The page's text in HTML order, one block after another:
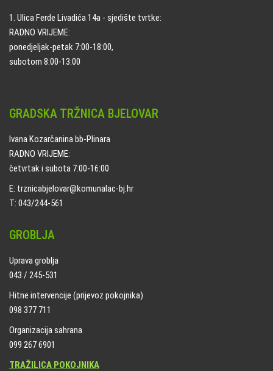
1. Ulica Ferde Livadića 14a - sjedište tvrtke:
RADNO VRIJEME:
ponedjeljak-petak 7:00-18:00,
subotom 8:00-13:00
GRADSKA TRŽNICA BJELOVAR
Ivana Kozarčanina bb-Plinara
RADNO VRIJEME:
četvrtak i subota 7:00-16:00
E: trznicabjelovar@komunalac-bj.hr
T: 043/244-561
GROBLJA
Uprava groblja
043 / 245-531
Hitne intervencije (prijevoz pokojnika)
098 377 711
Organizacija sahrana
099 267 6901
TRAŽILICA POKOJNIKA